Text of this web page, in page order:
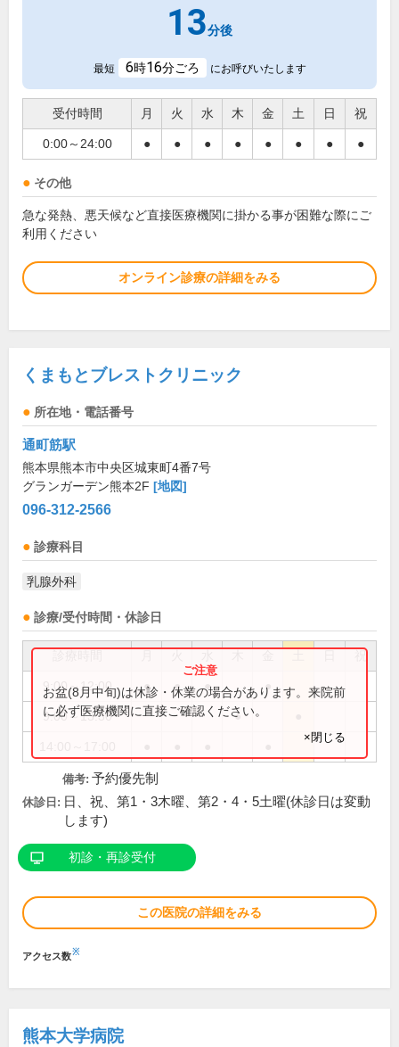
13分後
最短 6時16分ごろ にお呼びいたします
受付時間 月 火 水 木 金 土 日 祝
0:00～24:00 ● ● ● ● ● ● ● ●
その他
急な発熱、悪天候など直接医療機関に掛かる事が困難な際にご
利用ください
オンライン診療の詳細をみる
くまもとブレストクリニック
所在地・電話番号
通町筋駅
熊本県熊本市中央区城東町4番7号
グランガーデン熊本2F [地図]
096-312-2566
診療科目
乳腺外科
診療/受付時間・休診日
祝
9:00～12:00 ● ● ● ●
9:00～13:30 ●
お盆(8月中旬)は休診・休業の場合があります。来院前
に必ず医療機関に直接ご確認ください。
×閉じる
備考: 予約優先制
休診日: 日、祝、第1・3木曜、第2・4・5土曜(休診日は変動
します)
初診・再診受付
この医院の詳細をみる
アクセス数※
熊本大学病院